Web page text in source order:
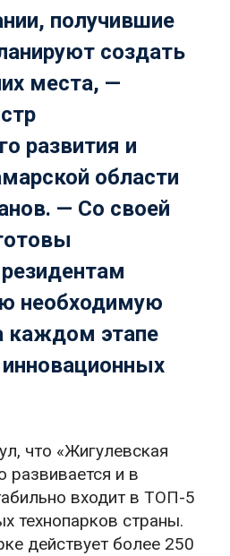
получившие
создать
места, —
развития и
области
. — Со своей
необходимую
каждом этапе
инновационных
что «Жигулевская
развивается и в
входит в ТОП-5
технопарков страны.
действует более 250